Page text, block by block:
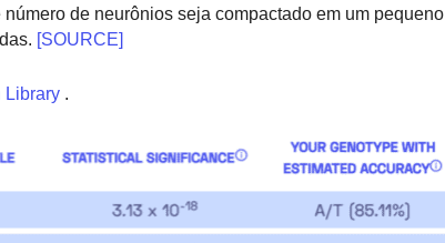
de neurônios seja compactado em um pequeno
[SOURCE]
Library .